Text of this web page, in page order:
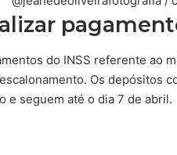
do INSS referente ao
Os depósitos
e seguem até o dia 7 de abril.